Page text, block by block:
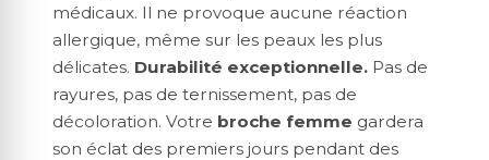
médicaux. Il ne provoque aucune réaction
allergique, même sur les peaux les plus
délicates. Durabilité exceptionnelle. Pas de
rayures, pas de ternissement, pas de
décoloration. Votre broche femme gardera
son éclat des premiers jours pendant des